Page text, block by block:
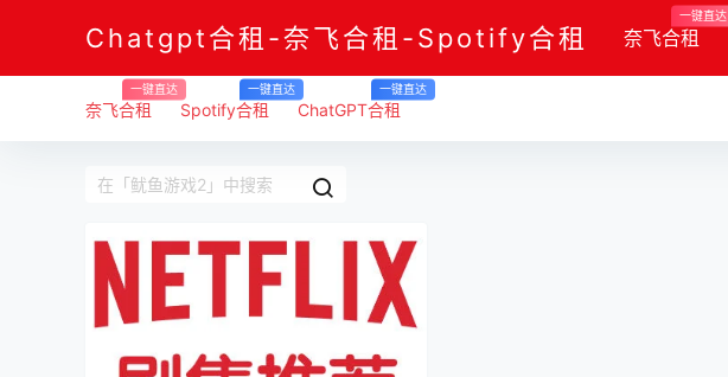
Chatgpt合租-奈飞合租-Spotify合租 奈飞合租
一键直达
奈飞合租
一键直达
Spotify合租
一键直达
ChatGPT合租
一键直达